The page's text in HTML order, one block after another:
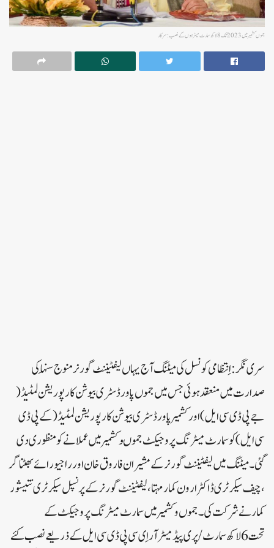
جموں کشمیر میں 2023تک 8لاکھ سمارٹ میٹر ہوں گے نصب: سرکار
سری نگر: اِنتظامی کونسل کی میٹنگ آج یہاں لیفٹیننٹ گورنر منوج سِنہا کی
صدارت میں منعقد ہوئی جس میں جموں پاور ڈسٹر ی بیوشن کارپوریشن لمٹیڈ (
جے پی ڈی سی ایل ) اور کشمیر پاور ڈسٹری بیوشن کارپوریشن لمٹیڈ ( کے پی ڈی
سی ایل ) کو سمارٹ میٹرنگ پروجیکٹ جموںوکشمیر میں عملانے کو منظور ی دی
گئی ۔میٹنگ میں لیفٹیننٹ گورنر کے مشیران فاروق خان اور راجیو رائے بھٹناگر
، چیف سیکرٹری ڈاکٹر ارون کمار مہتا ، لیفٹیننٹ گورنر کے پرنسپل سیکرٹری نتیشور
کمار نے شرکت کی ۔جموں وکشمیر میں سمارٹ میٹرنگ پروجیکٹ کے
تحت 6لاکھ سمارٹ / پری پیڈ میٹر آر اِی سی پی ڈی سی ایل کے ذریعے نصب کئے